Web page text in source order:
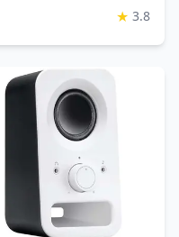
PC, Grigio –★ 3.8